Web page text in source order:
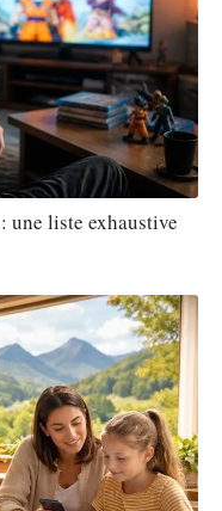
une liste exhaustive